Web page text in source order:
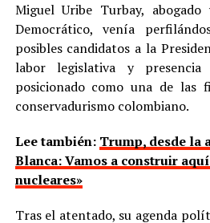
Miguel Uribe Turbay,
Democrático, venía
posibles candidatos a la
labor legislativa y
posicionado como una de las
conservadurismo colombiano.
Lee también: Trump, desde la
Blanca: Vamos a construir
nucleares»
Tras el atentado, su agenda